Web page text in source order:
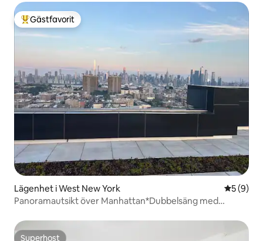
Populär gästfavorit
Gästfavorit
Lägenhet i West New York 5 av 5 i
5 (9)
Panoramautsikt över Manhattan*Dubbelsäng med
Superhost